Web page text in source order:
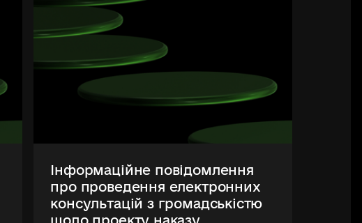
Інформаційне повідомлення
про проведення електронних
консультацій з громадськістю